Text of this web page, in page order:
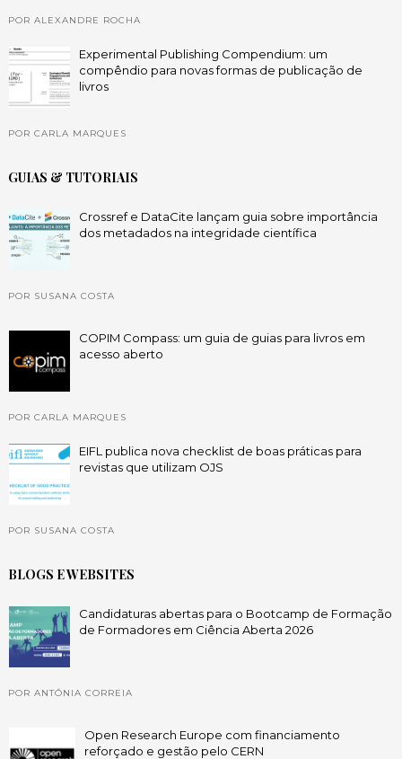
POR ALEXANDRE ROCHA
Experimental Publishing Compendium: um
compêndio para novas formas de publicação de
livros
POR CARLA MARQUES
GUIAS & TUTORIAIS
Crossref e DataCite lançam guia sobre importância
dos metadados na integridade científica
POR SUSANA COSTA
COPIM Compass: um guia de guias para livros em
acesso aberto
POR CARLA MARQUES
EIFL publica nova checklist de boas práticas para
revistas que utilizam OJS
POR SUSANA COSTA
BLOGS E WEBSITES
Candidaturas abertas para o Bootcamp de Formação
de Formadores em Ciência Aberta 2026
POR ANTÓNIA CORREIA
Open Research Europe com financiamento
reforçado e gestão pelo CERN